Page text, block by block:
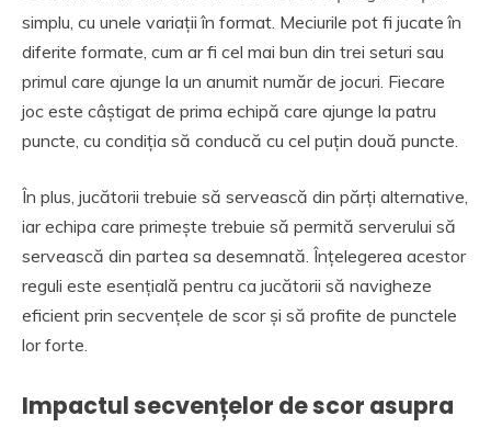
simplu, cu unele variații în format. Meciurile pot fi jucate în
diferite formate, cum ar fi cel mai bun din trei seturi sau
primul care ajunge la un anumit număr de jocuri. Fiecare
joc este câștigat de prima echipă care ajunge la patru
puncte, cu condiția să conducă cu cel puțin două puncte.
În plus, jucătorii trebuie să servească din părți alternative,
iar echipa care primește trebuie să permită serverului să
servească din partea sa desemnată. Înțelegerea acestor
reguli este esențială pentru ca jucătorii să navigheze
eficient prin secvențele de scor și să profite de punctele
lor forte.
Impactul secvențelor de scor asupra